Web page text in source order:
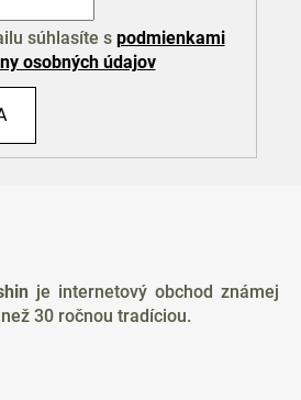
súhlasíte s podmienkami
osobných údajov
je internetový obchod známej
30 ročnou tradíciou.